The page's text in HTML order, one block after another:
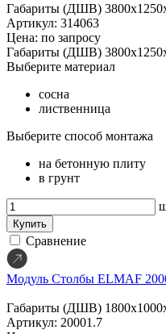
Габариты (ДШВ)
Артикул: 314063
Цена: по запросу
Габариты (ДШВ)
Выберите материал
сосна
лиственница
Выберите способ монтажа
на бетонную плиту
в грунт
Купить
Сравнение
Модуль Столбы ELMAF
Габариты (ДШВ)
Артикул: 20001.7